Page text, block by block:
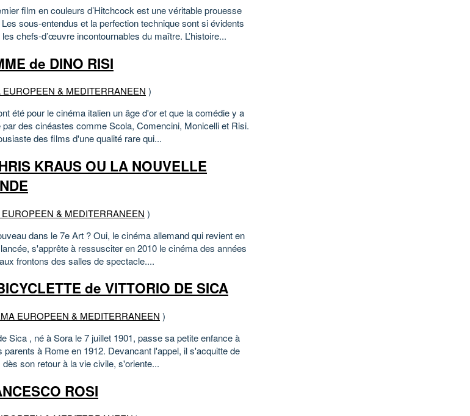
film en couleurs d’Hitchcock est une véritable prouesse
sous-entendus et la perfection technique sont si évidents
chefs-d’œuvre incontournables du maître. L’histoire...
de DINO RISI
& MEDITERRANEEN )
été pour le cinéma italien un âge d'or et que la comédie y a
des cinéastes comme Scola, Comencini, Monicelli et Risi.
des films d'une qualité rare qui...
KRAUS OU LA NOUVELLE
& MEDITERRANEEN )
dans le 7e Art ? Oui, le cinéma allemand qui revient en
s'apprête à ressusciter en 2010 le cinéma des années
frontons des salles de spectacle....
de VITTORIO DE SICA
EUROPEEN & MEDITERRANEEN )
Sica , né à Sora le 7 juillet 1901, passe sa petite enfance à
à Rome en 1912. Devancant l'appel, il s'acquitte de
son retour à la vie civile, s'oriente...
ROSI